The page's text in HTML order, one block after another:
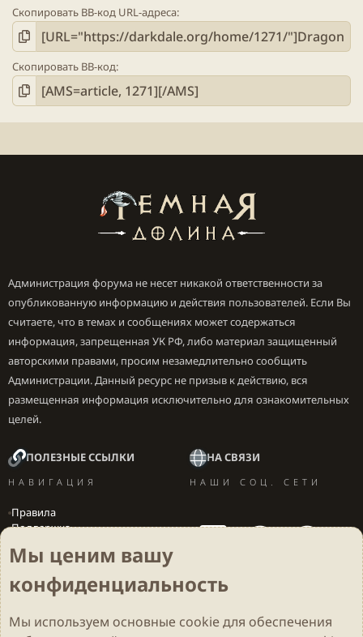
Скопировать BB-код URL-адреса
Скопировать BB-код
Администрация форума не несет никакой ответственности за
опубликованную информацию и действия пользователей. Если Вы
считаете, что в темах и сообщениях может содержаться
информация, запрещенная УК РФ, либо материал защищенный
авторскими правами, просим незамедлительно сообщить
Администрации. Данный ресурс не призыв к действию, вся
размещенная информация исключительно для ознакомительных
целей.
ПОЛЕЗНЫЕ ССЫЛКИ
НАВИГАЦИЯ
Правила
Поддержка
Локализация игр
НА СВЯЗИ
НАШИ СОЦ. СЕТИ
Cookies Darkdale - Основа [v.2.3.2 rc1] 🔥 Русский (RU)
Мы ценим вашу
конфиденциальность
Мы используем основные cookieдля обеспечения